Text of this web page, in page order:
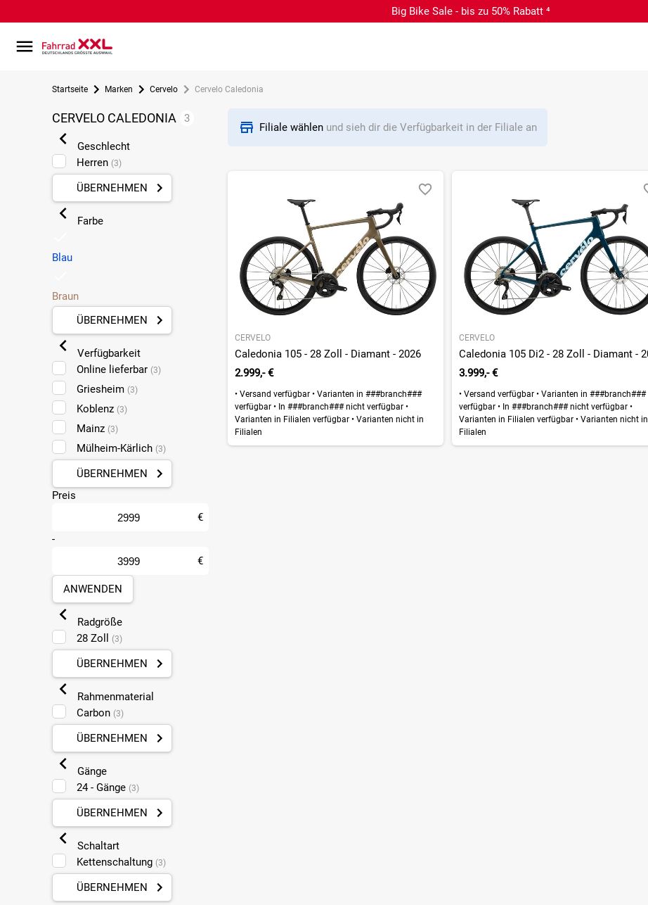
Big Bike Sale - bis zu 50% Rabatt ⁴
Startseite Marken Cervelo Cervelo Caledonia
CERVELO CALEDONIA 3
Geschlecht
Herren (3)
ÜBERNEHMEN
Farbe
Blau
Braun
ÜBERNEHMEN
Verfügbarkeit
Online lieferbar (3)
Griesheim (3)
Koblenz (3)
Mainz (3)
Mülheim-Kärlich (3)
ÜBERNEHMEN
Preis
€
-
€
ANWENDEN
Radgröße
28 Zoll
(3)
ÜBERNEHMEN
Rahmenmaterial
Carbon (3)
ÜBERNEHMEN
Gänge
24 - Gänge (3)
ÜBERNEHMEN
Schaltart
Kettenschaltung (3)
ÜBERNEHMEN
Filiale wählen und sieh dir die Verfügbarkeit in der Filiale an
CERVELO
Caledonia 105 - 28 Zoll - Diamant - 2026
2.999,- €
•Versand verfügbar •Varianten in ###branch###
verfügbar •In ###branch### nicht verfügbar •
Varianten in Filialen verfügbar •Varianten nicht in
Filialen
CERVELO
3.999,- €
• Versand verfügbar• Varianten in ###branch###
verfügbar• In ###branch### nicht verfügbar•
Varianten in Filialen verfügbar• Varianten nicht in
Filialen